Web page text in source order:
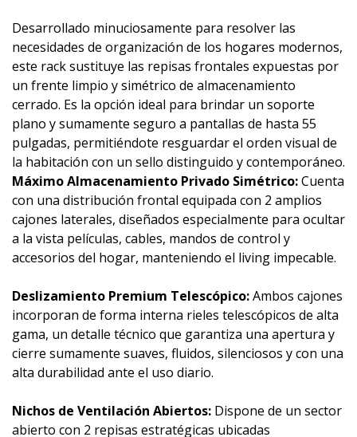
Desarrollado minuciosamente para resolver las
necesidades de organización de los hogares modernos,
este rack sustituye las repisas frontales expuestas por
un frente limpio y simétrico de almacenamiento
cerrado. Es la opción ideal para brindar un soporte
plano y sumamente seguro a pantallas de hasta 55
pulgadas, permitiéndote resguardar el orden visual de
la habitación con un sello distinguido y contemporáneo.
Máximo Almacenamiento Privado Simétrico:Cuenta
con una distribución frontal equipada con 2 amplios
cajones laterales, diseñados especialmente para ocultar
a la vista películas, cables, mandos de control y
accesorios del hogar, manteniendo el living impecable.
Deslizamiento Premium Telescópico:Ambos cajones
incorporan de forma interna rieles telescópicos de alta
gama, un detalle técnico que garantiza una apertura y
cierre sumamente suaves, fluidos, silenciosos y con una
alta durabilidad ante el uso diario.
Nichos de Ventilación Abiertos: Dispone de un sector
abierto con 2 repisas estratégicas ubicadas